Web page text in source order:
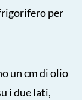
per
un cm di olio
i due lati,